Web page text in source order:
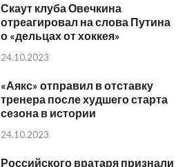
Скаут клуба Овечкина
отреагировал на слова Путина
о «дельцах от хоккея»
24.10.2023
«Аякс» отправил в отставку
тренера после худшего старта
сезона в истории
24.10.2023
Российского вратаря признали